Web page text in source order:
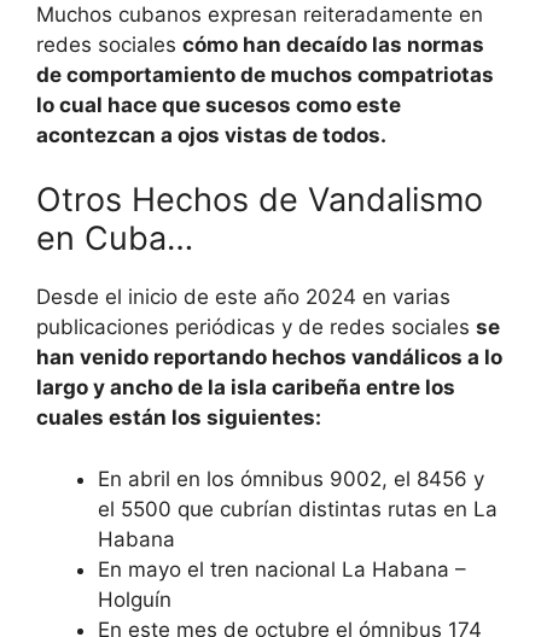
Muchos cubanos expresan reiteradamente en
redes sociales cómo han decaído las normas
de comportamiento de muchos compatriotas
lo cual hace que sucesos como este
acontezcan a ojos vistas de todos.
Otros Hechos de Vandalismo
en Cuba…
Desde el inicio de este año 2024 en varias
publicaciones periódicas y de redes sociales se
han venido reportando hechos vandálicos a lo
largo y ancho de la isla caribeña entre los
cuales están los siguientes:
En abril en los ómnibus 9002, el 8456 y
el 5500 que cubrían distintas rutas en La
Habana
En mayo el tren nacional La Habana –
Holguín
En este mes de octubre el ómnibus 174